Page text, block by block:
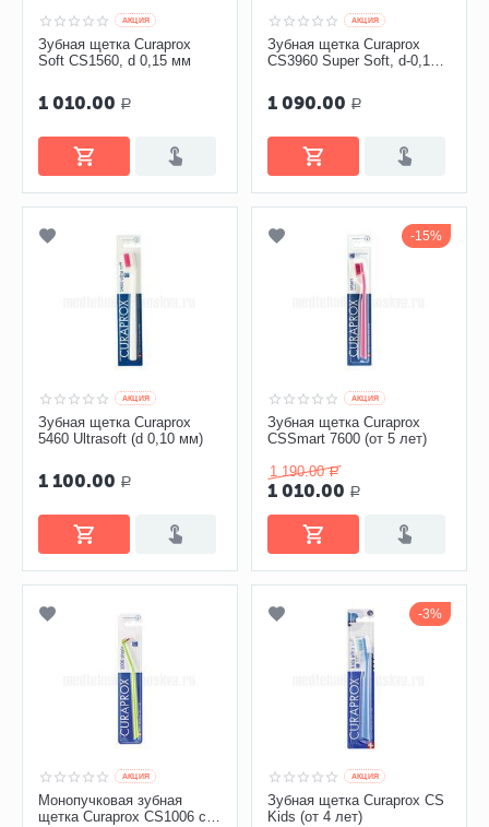
AКЦИЯ
Зубная щетка Curaprox
Soft CS1560, d 0,15 мм
1 010.00 Р
AКЦИЯ
Зубная щетка Curaprox
CS3960 Super Soft, d-0,12
1 090.00 Р
AКЦИЯ
Зубная щетка Curaprox
5460 Ultrasoft (d 0,10 мм)
1 100.00 Р
15%
AКЦИЯ
Зубная щетка Curaprox
CSSmart 7600 (от 5 лет)
1 190.00 Р
1 010.00 Р
AКЦИЯ
Монопучковая зубная
щетка Curaprox CS1006 с
3%
AКЦИЯ
Зубная щетка Curaprox CS
Kids (от 4 лет)